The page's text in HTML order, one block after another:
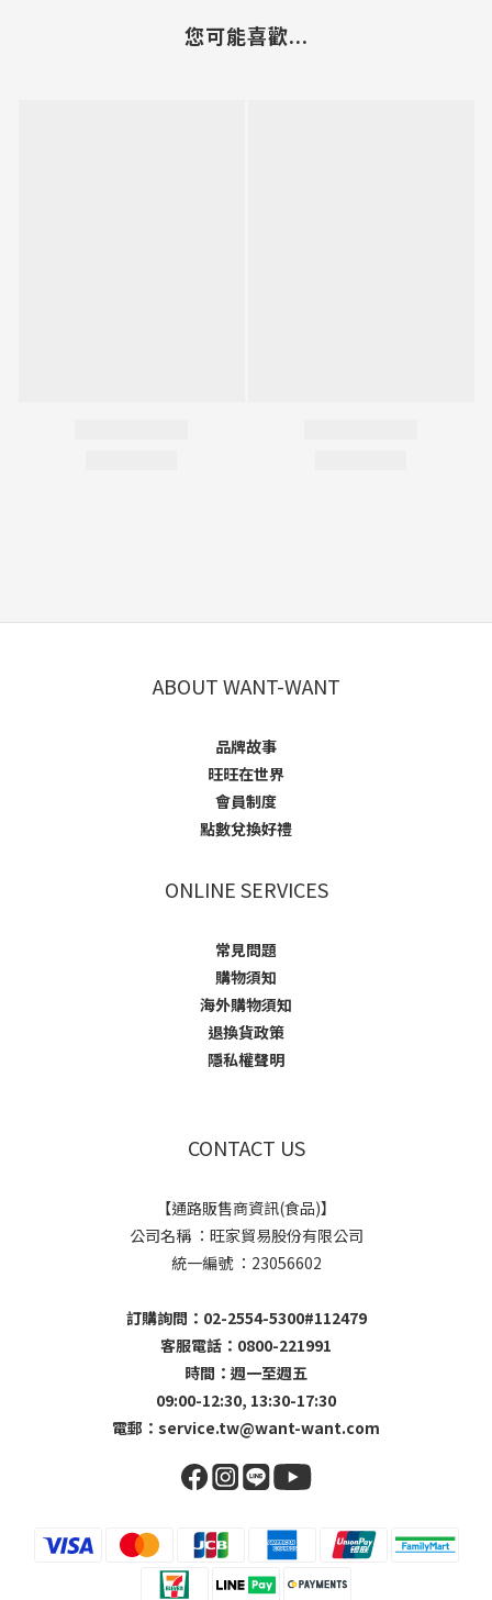
您可能喜歡...
ABOUT WANT-WANT
品牌故事
旺旺在世界
會員制度
點數兌換好禮
ONLINE SERVICES
常見問題
購物須知
海外購物須知
退換貨政策
隱私權聲明
CONTACT US
【通路販售商資訊(食品)】
公司名稱 ：旺家貿易股份有限公司
統一編號 ：23056602
訂購詢問：02-2554-5300#112479
客服電話：0800-221991
時間：週一至週五
09:00-12:30, 13:30-17:30
電郵： service.tw@want-want.com